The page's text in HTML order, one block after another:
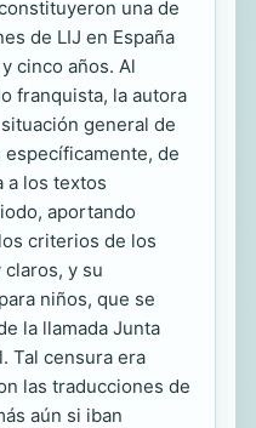
una de
de LIJ en España
cinco años. Al
franquista, la autora
general de
específicamente, de
a los textos
aportando
criterios de los
y su
niños, que se
la llamada Junta
Tal censura era
las traducciones de
aún si iban